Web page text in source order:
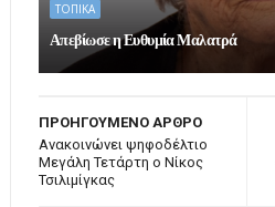
ΤΟΠΙΚΑ
Απεβίωσε η Ευθυμία Μαλατρά
ΠΡΟΗΓΟΥΜΕΝΟ ΑΡΘΡΟ
Ανακοινώνει ψηφοδέλτιο
Μεγάλη Τετάρτη o Νίκος
Τσιλιμίγκας